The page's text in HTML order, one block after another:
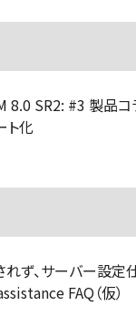
8.0 SR2: #3 製品コ
ト化
ず、サーバー設
FAQ（仮）